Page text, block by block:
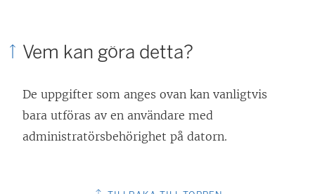
k
n
ö
p
Vem kan göra detta?
De uppgifter som anges ovan kan vanligtvis
bara utföras av en användare med
administratörsbehörighet på datorn.